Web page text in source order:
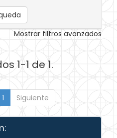
Mostrar filtros avanzados
1-1 de 1.
1 Siguiente